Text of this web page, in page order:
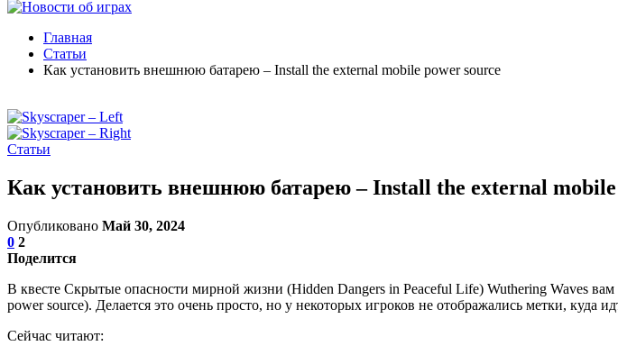
Главная
Статьи
Как установить внешнюю батарею – Install the external mobile power source
Статьи
Как установить внешнюю батарею – Install the external mobile
Опубликовано Май 30, 2024
0 2
Поделится
В квесте Скрытые опасности мирной жизни (Hidden Dangers in Peaceful Life) Wuthering Waves
power source). Делается это очень просто, но у некоторых игроков не отображались метки, куда
Сейчас читают: